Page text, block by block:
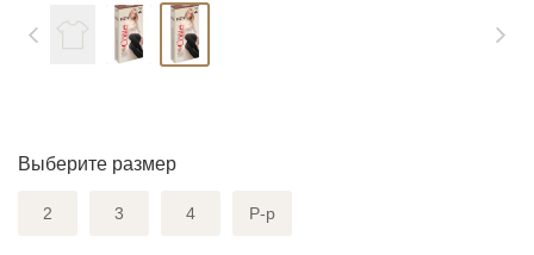
Выберите размер
2 3 4 Р-р